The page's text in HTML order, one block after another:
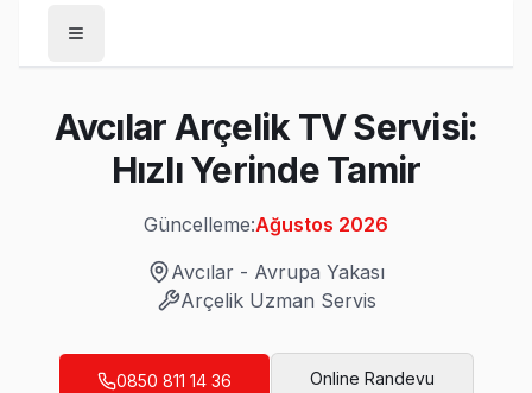
/Avcılar
Arçelik
Son Güncelleme:Ağustos 2026
Avcılar'da Mahalle Mahalle Arçelik TV
Avcılar Arçelik TV Servisi:
Hızlı Yerinde Tamir
Güncelleme:Ağustos 2026
Avcılar - Avrupa Yakası
ArçelikUzman Servis
0850 811 14 36 Online Randevu